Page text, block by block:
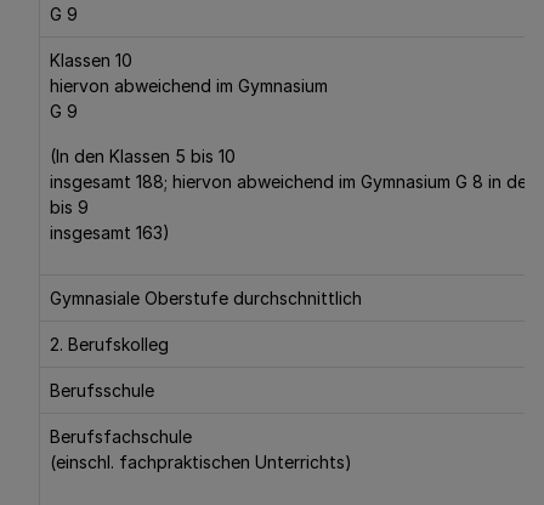
G 9
Klassen 10
hiervon abweichend im Gymnasium
G 9
(In den Klassen 5 bis 10
insgesamt 188; hiervon abweichend im Gymnasium G 8 in den
bis 9
insgesamt 163)
Gymnasiale Oberstufe durchschnittlich
2. Berufskolleg
Berufsschule
Berufsfachschule
(einschl. fachpraktischen Unterrichts)